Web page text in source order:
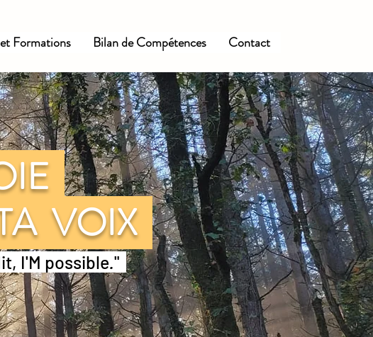
Formations Bilan de Compétences Contact
VOIX
I'M possible."